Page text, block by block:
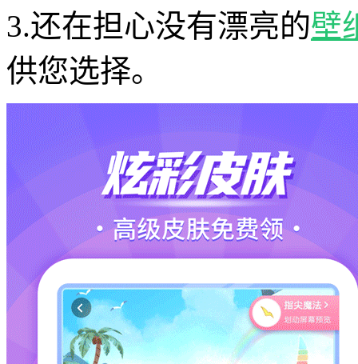
3.还在担心没有漂亮的壁
供您选择。